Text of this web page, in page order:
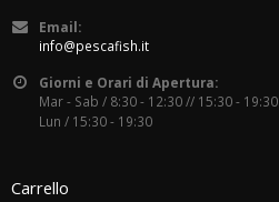
Email:
info@pescafish.it
Giorni e Orari di Apertura:
Mar - Sab / 8:30 - 12:30 // 15:30 - 19:30
Lun / 15:30 - 19:30
Carrello